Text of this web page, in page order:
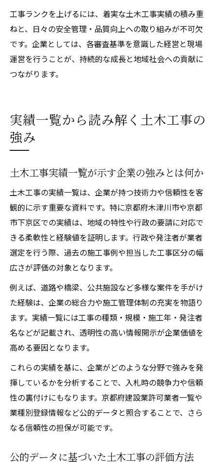
工事ランクを上げるには、着実な土木工事実績の積み重
ねと、日々の安全管理・品質向上への取り組みが不可欠
です。企業としては、各審査基準を意識した経営と現場
運営を行うことが、持続的な成長と地域社会への貢献に
つながります。
実績一覧から読み解く土木工事の
強み
土木工事実績一覧が示す企業の強みとは何か
土木工事の実績一覧は、企業が持つ技術力や信頼性を客
観的に示す重要な資料です。特に京都府木津川市や京都
市下京区での実績は、地域の特性や行政の要請に対応で
きる柔軟性と経験値を証明します。行政や発注者が業者
選定を行う際、過去の施工事例や担当した工事区分の幅
広さが評価の対象となります。
例えば、道路や橋梁、公共施設など多様な案件を手がけ
た経験は、企業の総合力や施工管理体制の充実を物語り
ます。実績一覧には工事の種類・規模・施工年・発注者
名などが記載され、透明性の高い情報開示が企業価値を
高める要因となります。
これらの実績を基に、企業がどのような分野で強みを発
揮しているかを分析することで、入札時の競争力や信頼
性の裏付けにもなります。京都府建設業許可業者一覧や
業種別登録情報など公的データと照合することで、さら
なる信頼性の担保が可能です。
公的データに基づいた土木工事の評価方法